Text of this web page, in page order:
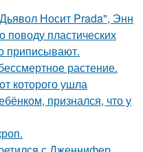
Носит Prada", Энн
поводу пластических
приписывают.
растение.
которого ушла
признался, что у